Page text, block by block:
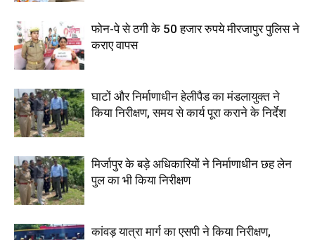
फोन-पे से ठगी के 50 हजार रुपये मीरजापुर पुलिस ने
कराए वापस
घाटों और निर्माणाधीन हेलीपैड का मंडलायुक्त ने
किया निरीक्षण, समय से कार्य पूरा कराने के निर्देश
मिर्जापुर के बड़े अधिकारियों ने निर्माणाधीन छह लेन
पुल का भी किया निरीक्षण
कांवड़ यात्रा मार्ग का एसपी ने किया निरीक्षण,